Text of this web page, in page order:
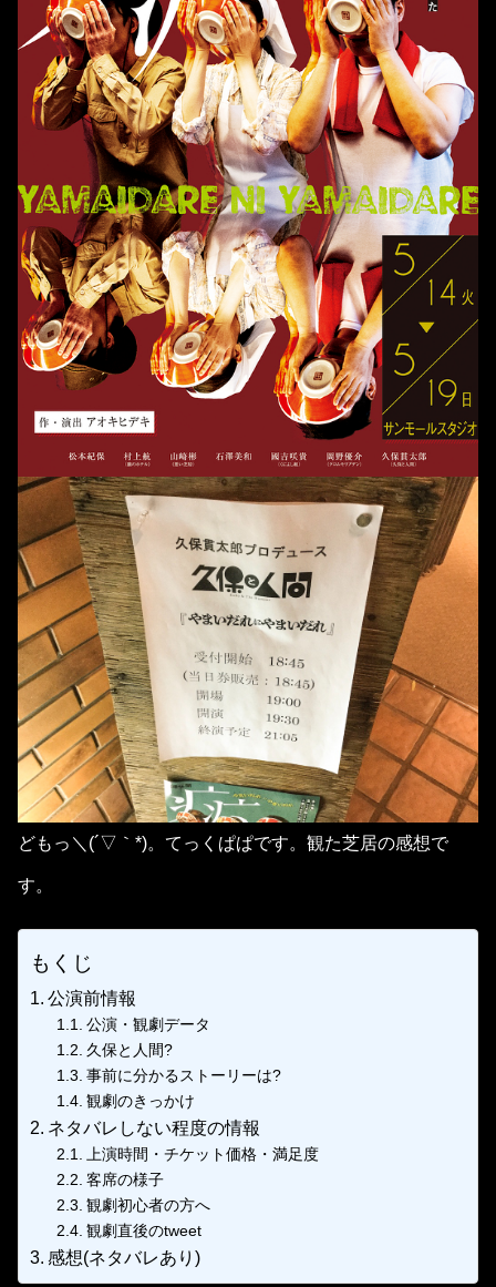
どもっ＼(´▽｀*)。てっくぱぱです。観た芝居の感想で
す。
もくじ
公演前情報
公演・観劇データ
久保と人間?
事前に分かるストーリーは?
観劇のきっかけ
ネタバレしない程度の情報
上演時間・チケット価格・満足度
客席の様子
観劇初心者の方へ
観劇直後のtweet
感想(ネタバレあり)